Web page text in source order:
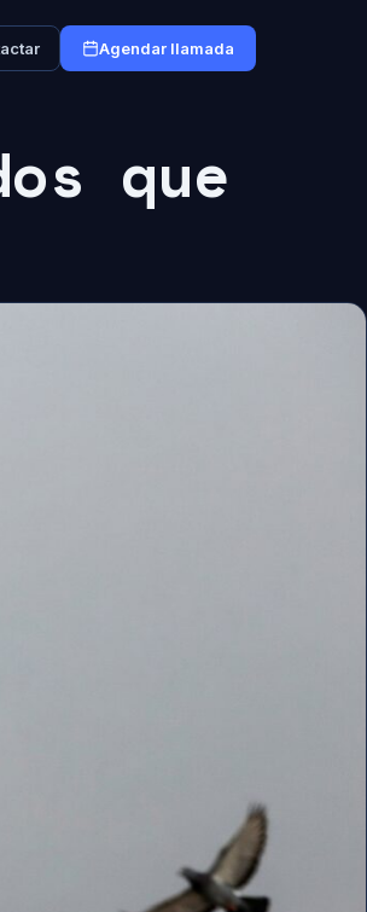
Agendar llamada
que